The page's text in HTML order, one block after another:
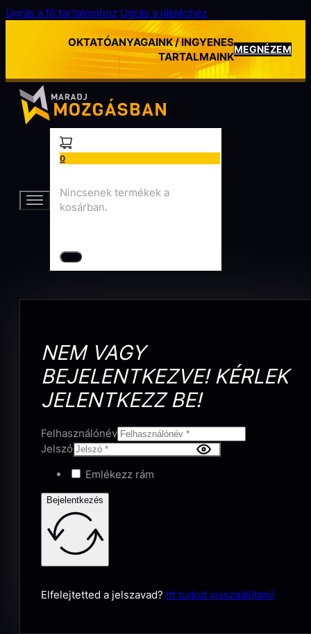
Ugrás a fő tartalomhoz Ugrás a lábléchez
OKTATÓANYAGAINK / INGYENES
TARTALMAINK
MEGNÉZEM
0
Nincsenek termékek a
kosárban.
NEM VAGY
BEJELENTKEZVE! KÉRLEK
JELENTKEZZ BE!
Felhasználónév
Jelszó
Emlékezz rám
Bejelentkezés
Elfelejtetted a jelszavad? Itt tudod visszaállítani!